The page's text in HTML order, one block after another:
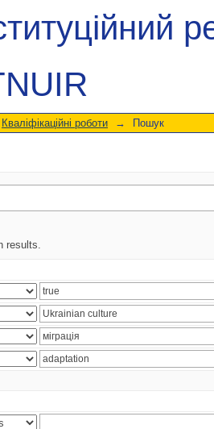
Кваліфікаційні роботи → Пошук
results.